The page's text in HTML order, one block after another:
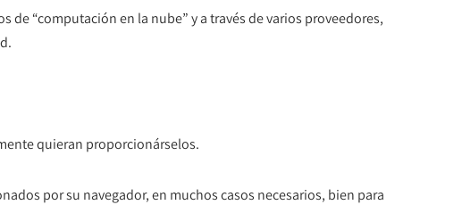
“computación en la nube” y a través de varios proveedores,
quieran proporcionárselos.
por su navegador, en muchos casos necesarios, bien para